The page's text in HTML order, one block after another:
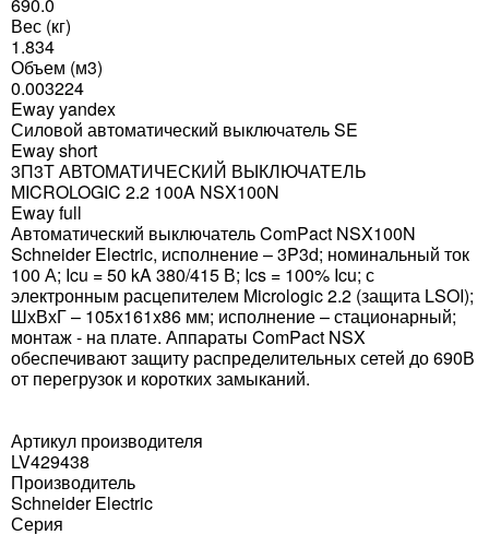
Вес (кг)
1.834
Объем (м3)
0.003224
Eway yandex
Силовой автоматический выключатель SE
Eway short
3П3Т АВТОМАТИЧЕСКИЙ ВЫКЛЮЧАТЕЛЬ
MICROLOGIC 2.2 100A NSX100N
Eway full
Автоматический выключатель ComPact NSX100N
Schneider Electric, исполнение – 3P3d; номинальный ток
100 А; Icu = 50 kA 380/415 В; Ics = 100% Icu; с
электронным расцепителем Micrologic 2.2 (защита LSOI);
ШхВхГ – 105x161x86 мм; исполнение – стационарный;
монтаж - на плате. Аппараты ComPact NSX
обеспечивают защиту распределительных сетей до 690В
от перегрузок и коротких замыканий.
Артикул производителя
LV429438
Производитель
Schneider Electric
Серия